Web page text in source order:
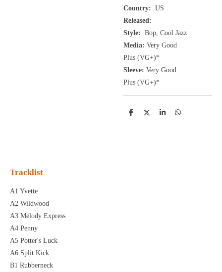
Country: US
Released:
Style: Bop, Cool Jazz
Media: Very Good
Plus (VG+)*
Sleeve: Very Good
Plus (VG+)*
D
D
S
D
Tracklist
A1 Yvette
A2 Wildwood
A3 Melody Express
A4 Penny
A5 Potter's Luck
A6 Split Kick
B1 Rubberneck